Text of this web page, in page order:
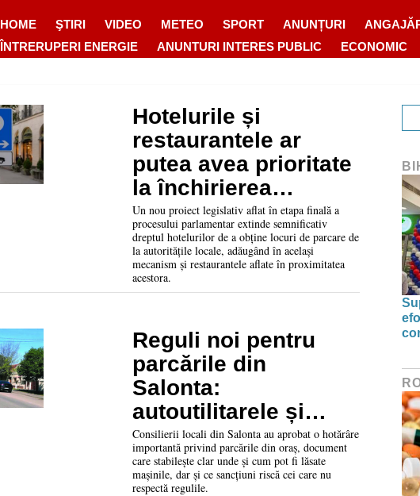
HOME ŞTIRI VIDEO METEO SPORT ANUNȚURI
ÎNTRERUPERI ENERGIE
ANUNTURI INTERES PUBLIC ECONOMIC
Hotelurile și
restaurantele ar
putea avea prioritate
la închirierea
locurilor de parcare
de la primării
Un nou proiect legislativ aflat în etapa finală a
procesului parlamentar extinde semnificativ
dreptul hotelurilor de a obține locuri de parcare de
la autoritățile locale, adăugând în același
mecanism și restaurantele aflate în proximitatea
acestora.
Reguli noi pentru
parcările din
Salonta:
autoutilitarele și
mașinile
abandonate, vizate
de sancțiuni
Consilierii locali din Salonta au aprobat o hotărâre
importantă privind parcările din oraș, document
care stabilește clar unde și cum pot fi lăsate
mașinile, dar și ce sancțiuni riscă cei care nu
respectă regulile.